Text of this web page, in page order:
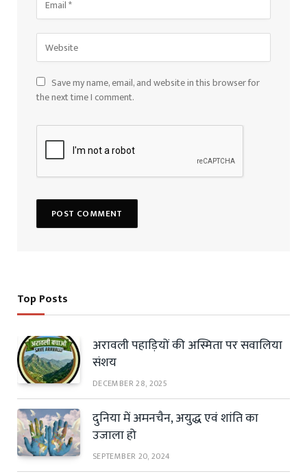
Save my name, email, and website in this browser for
the next time I comment.
Top Posts
अरावली पहाड़ियों की अस्मिता पर सवालिया
संशय
DECEMBER 28, 2025
दुनिया में अमनचैन, अयुद्ध एवं शांति का
उजाला हो
SEPTEMBER 20, 2024